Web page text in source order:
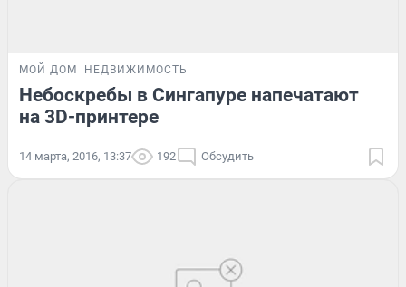
МОЙ ДОМ НЕДВИЖИМОСТЬ
Небоскребы в Сингапуре напечатают
на 3D-принтере
14 марта, 2016, 13:37 192 Обсудить